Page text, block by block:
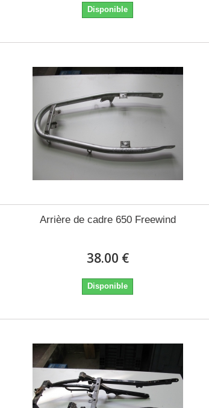
Disponible
Arrière de cadre 650 Freewind
38.00 €
Disponible